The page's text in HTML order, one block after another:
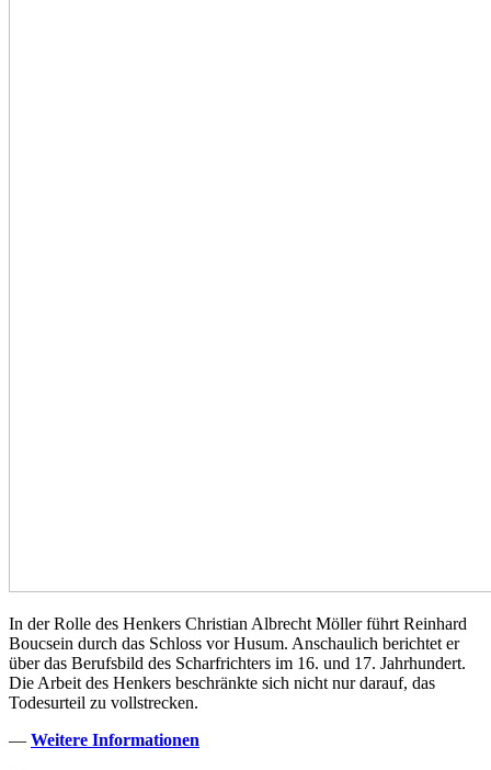
In der Rolle des Henkers Christian Albrecht Möller führt Reinhard
Boucsein durch das Schloss vor Husum. Anschaulich berichtet er
über das Berufsbild des Scharfrichters im 16. und 17. Jahrhundert.
Die Arbeit des Henkers beschränkte sich nicht nur darauf, das
Todesurteil zu vollstrecken.
— Weitere Informationen